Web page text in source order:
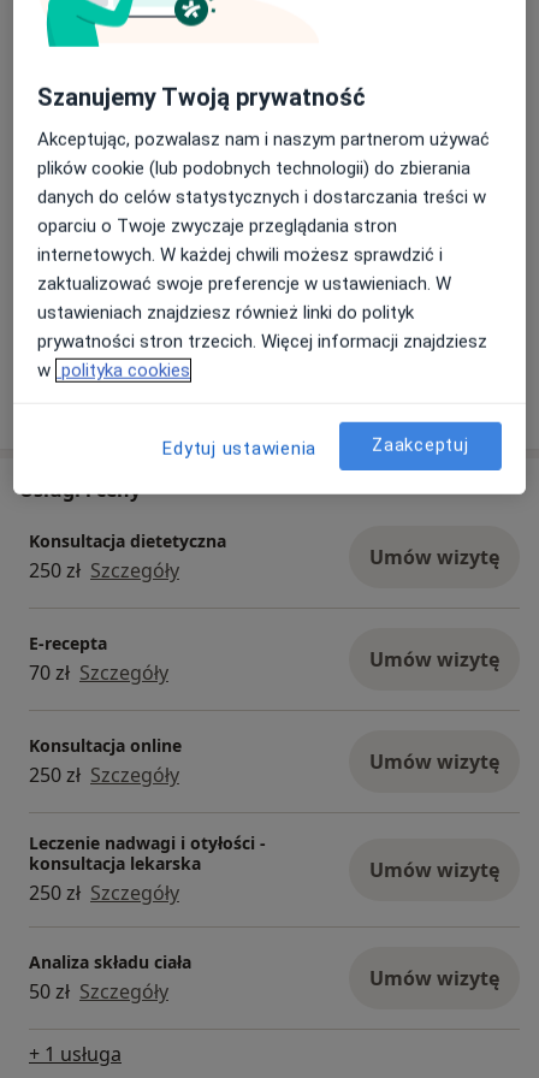
Zobacz galerię (3)
Płatność online akceptowana
Oszczędź swój czas przed wizytą.
Usługi i ceny
Konsultacja dietetyczna
250 zł Szczegóły Umów wizytę
E-recepta
70 zł Szczegóły Umów wizytę
Konsultacja online
250 zł Szczegóły Umów wizytę
Leczenie nadwagi i otyłości -
konsultacja lekarska
250 zł Szczegóły
Umów wizytę
Analiza składu ciała
50 zł Szczegóły Umów wizytę
+ 1 usługa
Szanujemy Twoją prywatność
Akceptując, pozwalasz nam i naszym partnerom używać
plików cookie (lub podobnych technologii) do zbierania
danych do celów statystycznych i dostarczania treści w
oparciu o Twoje zwyczaje przeglądania stron
internetowych. W każdej chwili możesz sprawdzić i
zaktualizować swoje preferencje w ustawieniach. W
ustawieniach znajdziesz również linki do polityk
prywatności stron trzecich. Więcej informacji znajdziesz
w polityka cookies
Edytuj ustawienia Zaakceptuj